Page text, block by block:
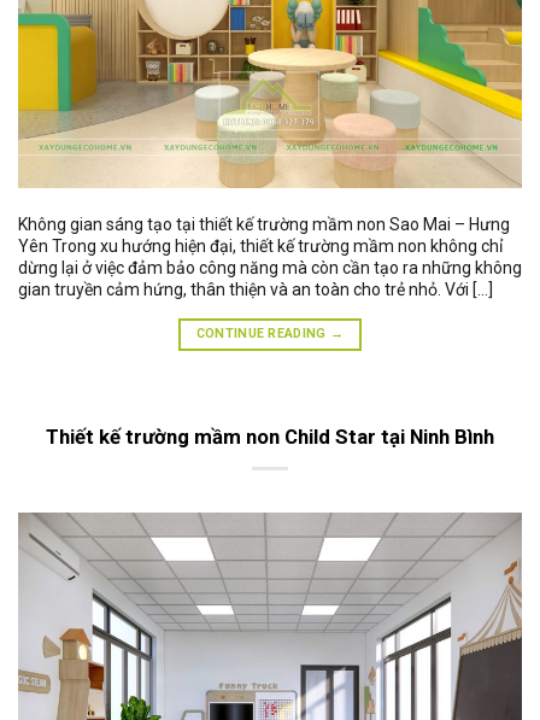
Không gian sáng tạo tại thiết kế trường mầm non Sao Mai – Hưng
Yên Trong xu hướng hiện đại, thiết kế trường mầm non không chỉ
dừng lại ở việc đảm bảo công năng mà còn cần tạo ra những không
gian truyền cảm hứng, thân thiện và an toàn cho trẻ nhỏ. Với […]
CONTINUE READING →
Thiết kế trường mầm non Child Star tại Ninh Bình